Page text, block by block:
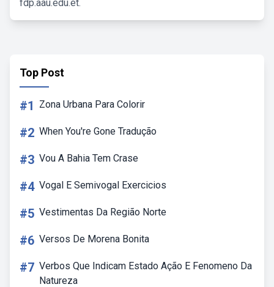
fdp.aau.edu.et.
Top Post
#1 Zona Urbana Para Colorir
#2 When You're Gone Tradução
#3 Vou A Bahia Tem Crase
#4 Vogal E Semivogal Exercicios
#5 Vestimentas Da Região Norte
#6 Versos De Morena Bonita
#7 Verbos Que Indicam Estado Ação E Fenomeno Da
Natureza